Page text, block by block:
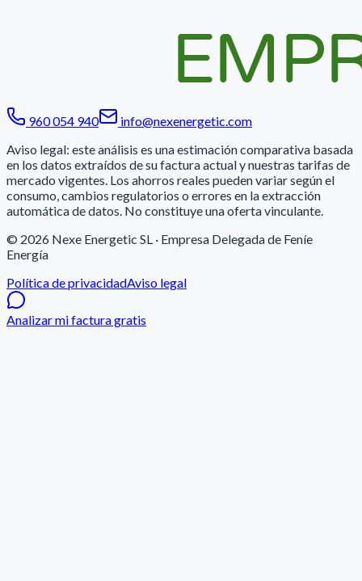
960 054 940
info@nexenergetic.com
Aviso legal: este análisis es una estimación comparativa basada
en los datos extraídos de su factura actual y nuestras tarifas de
mercado vigentes. Los ahorros reales pueden variar según el
consumo, cambios regulatorios o errores en la extracción
automática de datos. No constituye una oferta vinculante.
© 2026 Nexe Energetic SL · Empresa Delegada de Feníe
Energía
Política de privacidadAviso legal
Analizar mi factura gratis